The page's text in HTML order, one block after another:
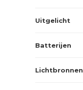
Uitgelicht
Batterijen
Lichtbronnen